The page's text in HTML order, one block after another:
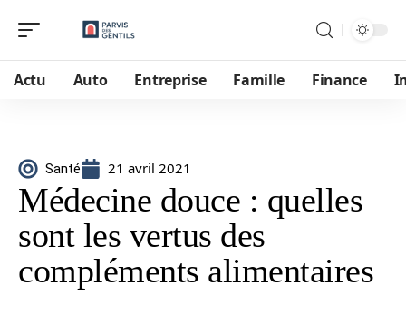
Actu Auto Entreprise Famille Finance
Santé 21 avril 2021
Médecine douce : quelles
sont les vertus des
compléments alimentaires